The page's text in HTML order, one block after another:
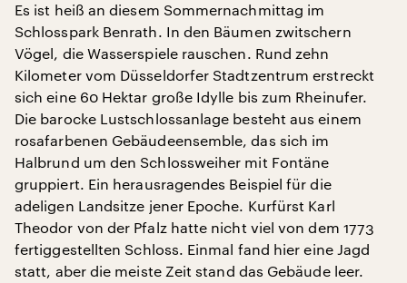
Es ist heiß an diesem Sommernachmittag im
Schlosspark Benrath. In den Bäumen zwitschern
Vögel, die Wasserspiele rauschen. Rund zehn
Kilometer vom Düsseldorfer Stadtzentrum erstreckt
sich eine 60 Hektar große Idylle bis zum Rheinufer.
Die barocke Lustschlossanlage besteht aus einem
rosafarbenen Gebäudeensemble, das sich im
Halbrund um den Schlossweiher mit Fontäne
gruppiert. Ein herausragendes Beispiel für die
adeligen Landsitze jener Epoche. Kurfürst Karl
Theodor von der Pfalz hatte nicht viel von dem 1773
fertiggestellten Schloss. Einmal fand hier eine Jagd
statt, aber die meiste Zeit stand das Gebäude leer.